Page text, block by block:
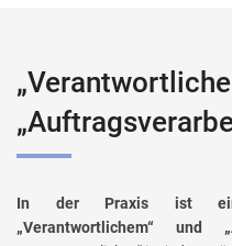
In der Praxis ist eine
„Verantwortlichem“ und